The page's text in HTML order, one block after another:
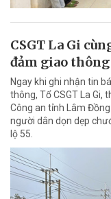
CSGT La Gi
đảm giao thông
Ngay khi ghi nhận tin
thông, Tổ CSGT La Gi,
Công an tỉnh Lâm
người dân dọn dẹp
lộ 55.